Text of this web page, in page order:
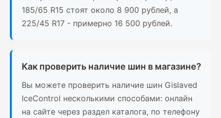
185/65 R15 стоят около 8 900 рублей, а
225/45 R17 - примерно 16 500 рублей.
Как проверить наличие шин в магазине?
Вы можете проверить наличие шин Gislaved
IceControl несколькими способами: онлайн
на сайте через раздел каталога, по телефону